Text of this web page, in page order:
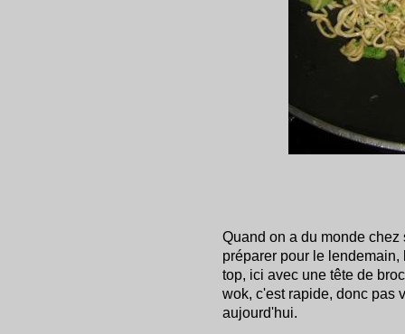
Quand on a du monde
préparer pour le
top, ici avec une tête de
wok, c'est rapide, donc pas
aujourd'hui.